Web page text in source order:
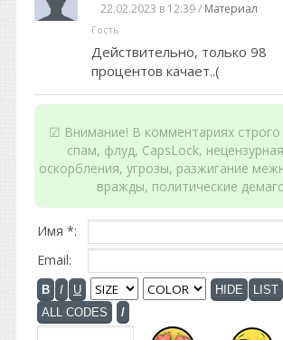
22.02.2023 в 12:39 / Материал
Гость
Действительно, только 98
процентов качает..(
☑ Внимание! В комментариях
спам, флуд, CapsLock,
оскорбления, угрозы, разжигание
вражды, политические
Имя *:
Email: